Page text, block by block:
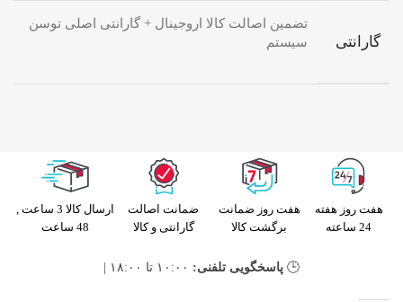
گارانتی
تضمین اصالت کالا اروجینال + گارانتی اصلی توسن
سیستم
هفت روز هفته
24 ساعته
هفت روز ضمانت
برگشت کالا
ضمانت اصالت
گارانتی و کالا
ارسال کالا 3 ساعت ,
48 ساعت
🕒 پاسخگویی تلفنی: